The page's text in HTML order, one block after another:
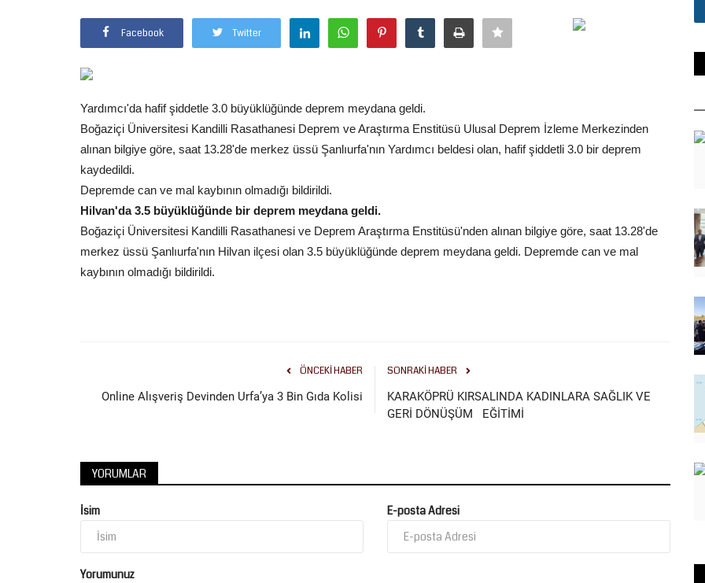
Facebook Twitter
Yardımcı'da hafif şiddetle 3.0 büyüklüğünde deprem meydana geldi.
Boğaziçi Üniversitesi Kandilli Rasathanesi Deprem ve Araştırma Enstitüsü Ulusal Deprem İzleme Merkezinden
alınan bilgiye göre, saat 13.28'de merkez üssü Şanlıurfa'nın Yardımcı beldesi olan, hafif şiddetli 3.0 bir deprem
kaydedildi.
Depremde can ve mal kaybının olmadığı bildirildi.
Hilvan'da 3.5 büyüklüğünde bir deprem meydana geldi.
Boğaziçi Üniversitesi Kandilli Rasathanesi ve Deprem Araştırma Enstitüsü'nden alınan bilgiye göre, saat 13.28'de
merkez üssü Şanlıurfa'nın Hilvan ilçesi olan 3.5 büyüklüğünde deprem meydana geldi. Depremde can ve mal
kaybının olmadığı bildirildi.
ÖNCEKI HABER
Online Alışveriş Devinden Urfa’ya 3 Bin Gıda Kolisi
SONRAKI HABER
KARAKÖPRÜ KIRSALINDA KADINLARA SAĞLIK VE
GERİ DÖNÜŞÜM EĞİTİMİ
YORUMLAR
İsim E-posta Adresi
Yorumunuz